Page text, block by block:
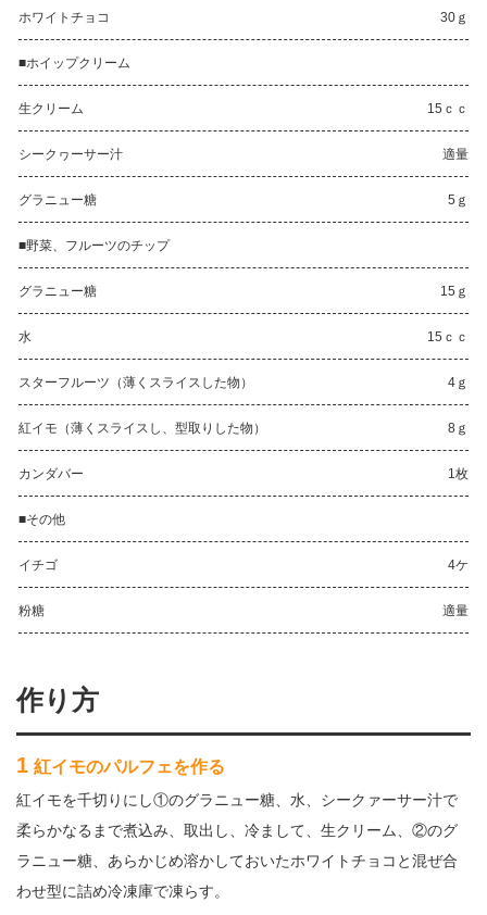
ホワイトチョコ 30ｇ
■ホイップクリーム
生クリーム 15ｃｃ
シークヮーサー汁 適量
グラニュー糖 5ｇ
■野菜、フルーツのチップ
グラニュー糖 15ｇ
水 15ｃｃ
スターフルーツ（薄くスライスした物） 4ｇ
紅イモ（薄くスライスし、型取りした物） 8ｇ
カンダバー 1枚
■その他
イチゴ 4ケ
粉糖 適量
作り方
1 紅イモのパルフェを作る
紅イモを千切りにし①のグラニュー糖、水、シークァーサー汁で
柔らかなるまで煮込み、取出し、冷まして、生クリーム、②のグ
ラニュー糖、あらかじめ溶かしておいたホワイトチョコと混ぜ合
わせ型に詰め冷凍庫で凍らす。